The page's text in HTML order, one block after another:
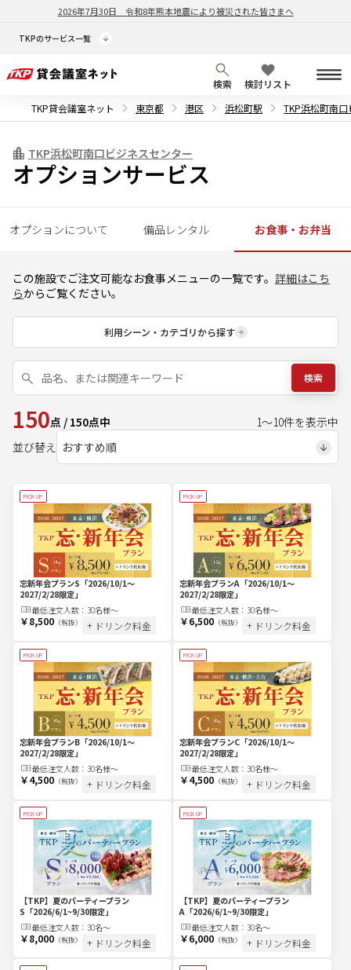
2026年7月30日 令和8年熊本地震により被災された皆さまへ
TKPのサービス一覧
検索
検討リスト
TKP貸会議室ネット
東京都 港区 浜松町駅 TKP浜松町南
TKP浜松町南口ビジネスセンター
オプションサービス
オプションについて 備品レンタル お食事・お弁当
この施設でご注文可能なお食事メニューの一覧です。 詳細はこち
らからご覧ください。
利用シーン・カテゴリから探す
検索
150点 / 150点中 1～10件を表示中
並び替え
PICK UP
忘新年会プランS 「2026/10/1～
2027/2/28限定」
最低注文人数： 30名様～
￥8,500（税抜） + ドリンク料金
PICK UP
忘新年会プランA「2026/10/1～
2027/2/28限定」
最低注文人数： 30名様～
￥6,500（税抜） + ドリンク料金
PICK UP
忘新年会プランB「2026/10/1～
2027/2/28限定」
最低注文人数： 30名様～
￥4,500（税抜） + ドリンク料金
PICK UP
忘新年会プランC「2026/10/1～
2027/2/28限定」
最低注文人数： 30名様～
￥4,500（税抜） + ドリンク料金
PICK UP
【TKP】夏のパーティープラン
S 「2026/6/1~9/30限定」
最低注文人数： 30名〜
￥8,000（税抜） + ドリンク料金
PICK UP
【TKP】夏のパーティープラン
A 「2026/6/1~9/30限定」
最低注文人数： 30名〜
￥6,000（税抜） + ドリンク料金